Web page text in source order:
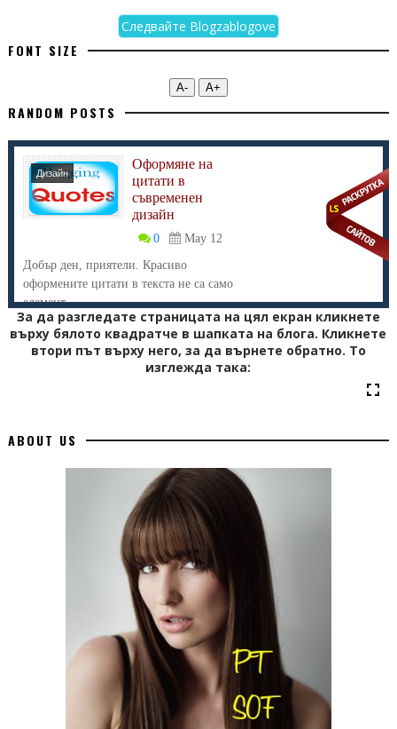
Следвайте Blogzablogove
FONT SIZE
А- А+
RANDOM POSTS
Дизайн
Оформяне на
цитати в
съвременен
дизайн
0
May 12
Добър ден, приятели. Красиво
оформените цитати в текста не са само
елемент ...
За да разгледате страницата на цял екран кликнете
върху бялото квадратче в шапката на блога. Кликнете
втори път върху него, за да върнете обратно. То
изглежда така:
ABOUT US